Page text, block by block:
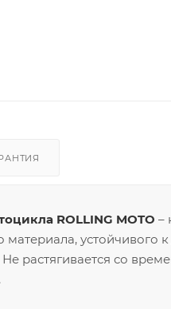
ROLLING MOTO –
материала,
растягивается со